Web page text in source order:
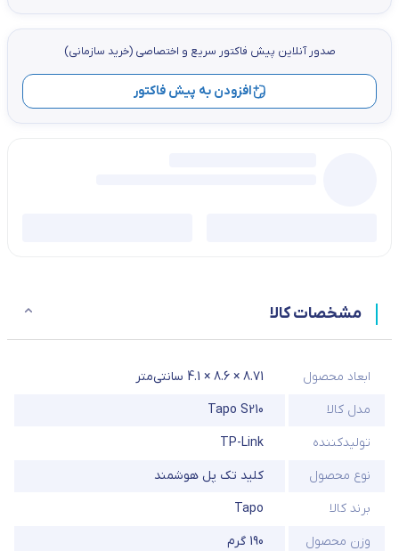
صدور آنلاین پيش فاكتور سریع و اختصاصي (خرید سازمانی)
افزودن به پیش فاکتور
مشخصات کالا
ابعاد محصول
8.71 × 8.6 × 4.1 سانتی‌متر
مدل کالا
تولیدکننده
نوع محصول
کلید تک پل هوشمند
برند کالا
Tapo
وزن محصول
190 گرم